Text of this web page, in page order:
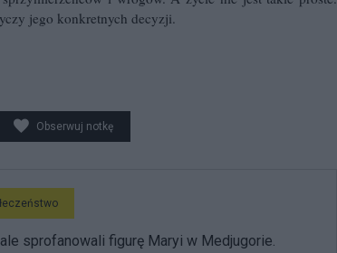
jego konkretnych decyzji.
Obserwuj notkę
sprofanowali figurę Maryi w Medjugorie.